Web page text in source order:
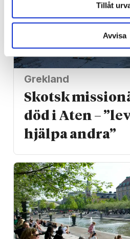
Tillåt
Avvisa
Grekland
Skotsk
död i Aten –
hjälpa andra”